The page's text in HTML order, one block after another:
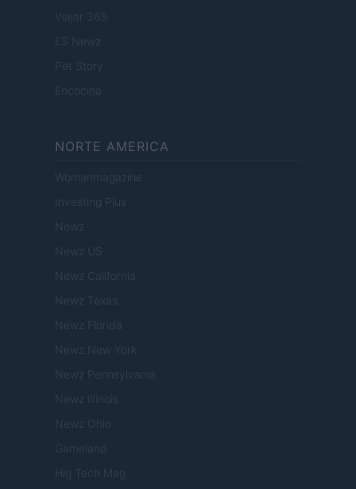
Viajar 365
ES Newz
Pet Story
Encocina
NORTE AMERICA
Womanmagazine
Investing Plus
Newz
Newz US
Newz California
Newz Texas
Newz Florida
Newz New York
Newz Pennsylvania
Newz Illinois
Newz Ohio
Gameland
Hig Tech Mag